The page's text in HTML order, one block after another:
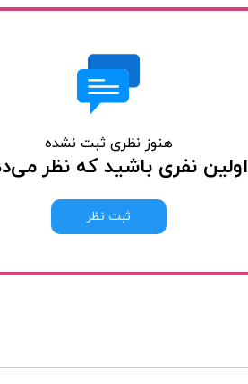
هنوز نظری ثبت نشده
اولین نفری باشید که نظر
ثبت نظر